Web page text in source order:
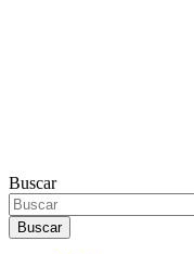
Buscar
Buscar